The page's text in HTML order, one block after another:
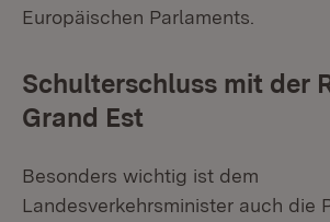
Europäischen Parlaments.
Schulterschluss mit der
Grand Est
Besonders wichtig ist dem
Landesverkehrsminister auch die